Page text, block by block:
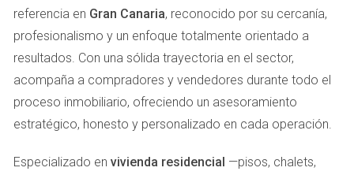
El primer paso crucial en tu viaje hacia la compra de una
propiedad de lujo en España es realizar una investigación
exhaustiva del mercado. Esto implica conocer las
diferentes regiones y ciudades que ofrecen propiedades
que se ajusten a tus necesidades y deseos.
Investiga las áreas más populares como Madrid,
Considera factores como el clima, la proximidad a
referencia en Gran Canaria, reconocido por su cercanía,
profesionalismo y un enfoque totalmente orientado a
resultados. Con una sólida trayectoria en el sector,
acompaña a compradores y vendedores durante todo el
proceso inmobiliario, ofreciendo un asesoramiento
estratégico, honesto y personalizado en cada operación.
Especializado en vivienda residencial —pisos, chalets,